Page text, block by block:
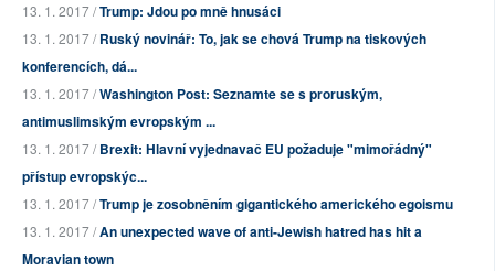
13. 1. 2017 /Trump: Jdou po mně hnusáci
13. 1. 2017 /Ruský novinář: To, jak se chová Trump na tiskových
konferencích, dá...
13. 1. 2017 /Washington Post: Seznamte se s proruským,
antimuslimským evropským ...
13. 1. 2017 /Brexit: Hlavní vyjednavač EU požaduje "mimořádný"
přístup evropskýc...
13. 1. 2017 /Trump je zosobněním gigantického amerického egoismu
13. 1. 2017 /An unexpected wave of anti-Jewish hatred has hit a
Moravian town